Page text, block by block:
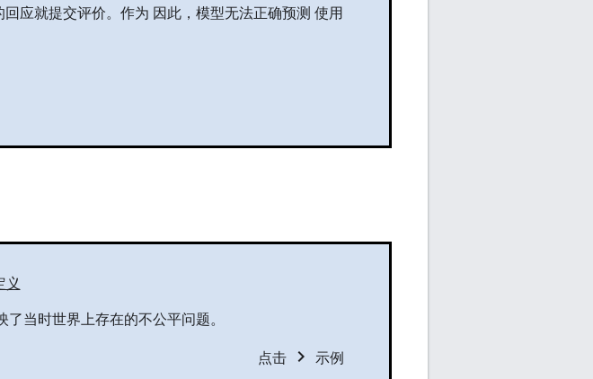
应就提交评价。作为 因此，模型无法正确预测 使用
义
了当时世界上存在的不公平问题。
点击 chevron_right 示例